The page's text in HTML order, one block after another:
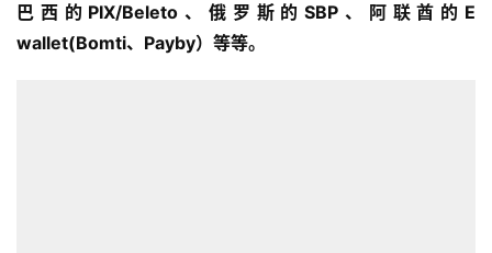
巴西的PIX/Beleto、俄罗斯的SBP、阿联酋的E
wallet(Bomti、Payby）等等。